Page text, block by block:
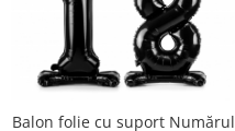
Balon folie cu suport Numărul